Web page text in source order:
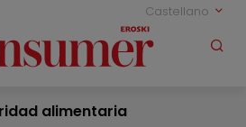
Castellano
alimentaria